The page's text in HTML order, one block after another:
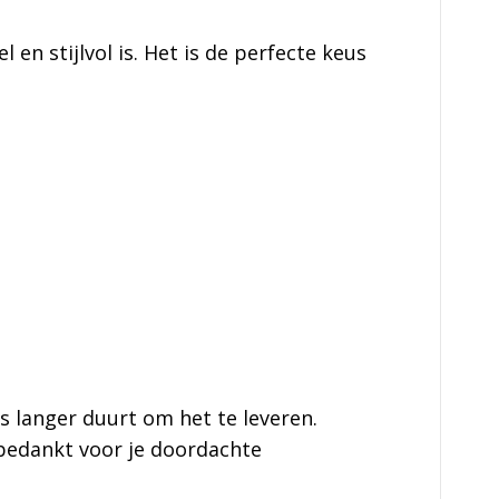
en stijlvol is. Het is de perfecte keus
langer duurt om het te leveren.
voor je doordachte